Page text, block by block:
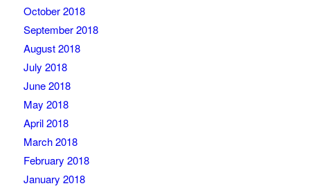
October 2018
September 2018
August 2018
July 2018
June 2018
May 2018
April 2018
March 2018
February 2018
January 2018